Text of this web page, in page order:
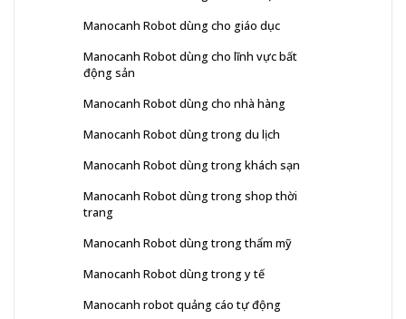
Manocanh Robot dùng cho giáo dục
Manocanh Robot dùng cho lĩnh vực bất
động sản
Manocanh Robot dùng cho nhà hàng
Manocanh Robot dùng trong du lịch
Manocanh Robot dùng trong khách sạn
Manocanh Robot dùng trong shop thời
trang
Manocanh Robot dùng trong thẩm mỹ
Manocanh Robot dùng trong y tế
Manocanh robot quảng cáo tự động